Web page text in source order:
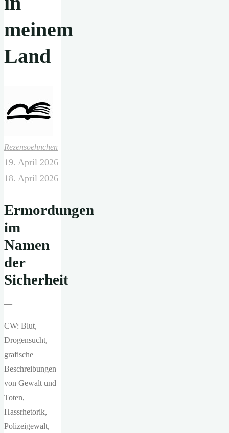
meinem
Land
Rezensoehnchen
19. April 2026
18. April 2026
Ermordungen
im
Namen
der
Sicherheit
—
CW: Blut,
Drogensucht,
grafische
Beschreibungen
von Gewalt und
Toten,
Hassrhetorik,
Polizeigewalt,